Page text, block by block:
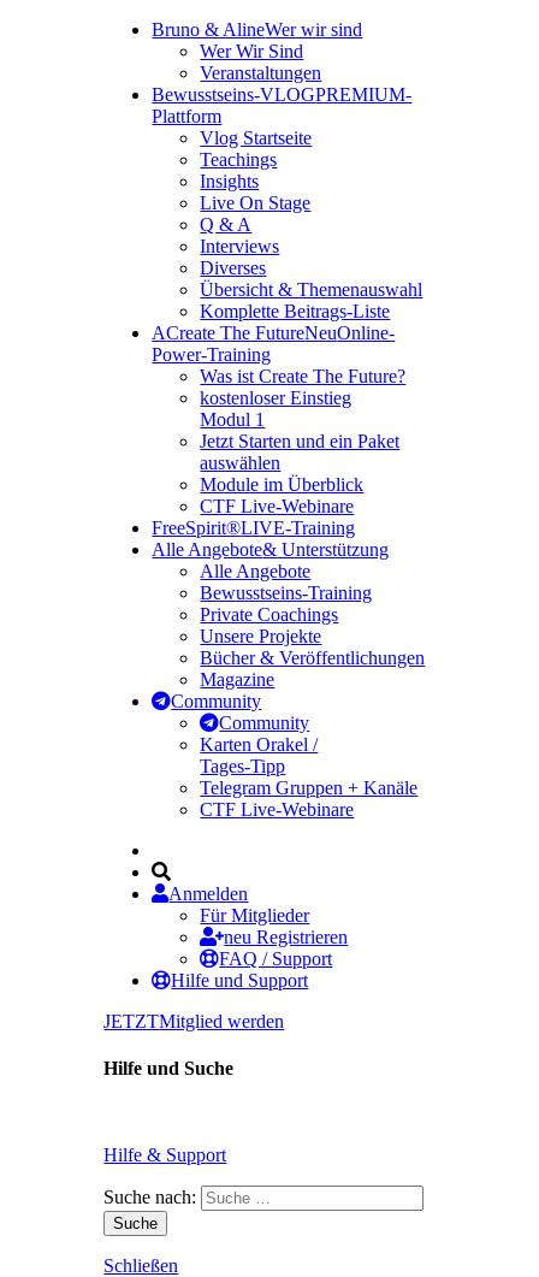
Bruno & AlineWer wir sind
Wer Wir Sind
Veranstaltungen
Bewusstseins-VLOGPREMIUM-
Plattform
Vlog Startseite
Teachings
Insights
Live On Stage
Q & A
Interviews
Diverses
Übersicht & Themenauswahl
Komplette Beitrags-Liste
ACreate The FutureNeuOnline-
Power-Training
Was ist Create The Future?
kostenloser Einstieg
Modul 1
Jetzt Starten und ein Paket
auswählen
Module im Überblick
CTF Live-Webinare
FreeSpirit®LIVE-Training
Alle Angebote& Unterstützung
Alle Angebote
Bewusstseins-Training
Private Coachings
Unsere Projekte
Bücher & Veröffentlichungen
Magazine
Community
Community
Karten Orakel /
Tages-Tipp
Telegram Gruppen + Kanäle
CTF Live-Webinare
Anmelden
Für Mitglieder
neu Registrieren
FAQ / Support
Hilfe und Support
JETZTMitglied werden
Hilfe und Suche
Hilfe & Support
Suche nach:
Schließen